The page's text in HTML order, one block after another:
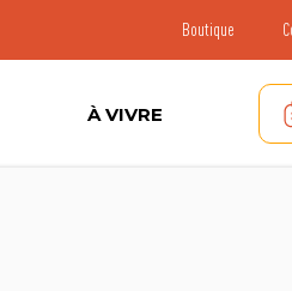
Boutique
À VIVRE